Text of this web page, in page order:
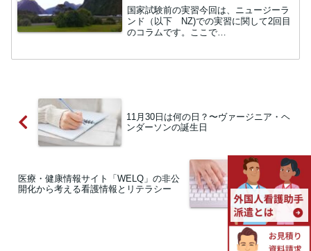
国家試験前の実習今回は、ニュージーラ
ンド（以下 NZ)での実習に関して2回目
のコラムです。ここで
11月30日は何の日？〜ヴァージニア・ヘ
ンダーソンの誕生日
医療・健康情報サイト「WELQ」の非公
開化から考える看護情報とリテラシー